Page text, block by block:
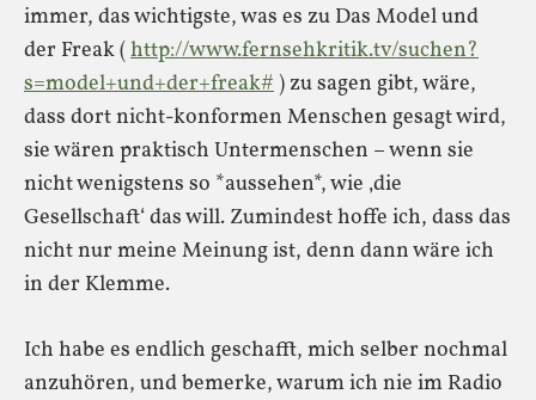
immer, das wichtigste, was es zu Das Model und
der Freak (http://www.fernsehkritik.tv/suchen?
s=model+und+der+freak# ) zu sagen gibt, wäre,
dass dort nicht-konformen Menschen gesagt wird,
sie wären praktisch Untermenschen – wenn sie
nicht wenigstens so *aussehen*, wie ‚die
Gesellschaft‘ das will. Zumindest hoffe ich, dass das
nicht nur meine Meinung ist, denn dann wäre ich
in der Klemme.
Ich habe es endlich geschafft, mich selber nochmal
anzuhören, und bemerke, warum ich nie im Radio